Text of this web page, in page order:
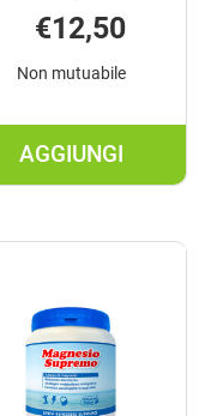
€12,50
Non mutuabile
AGGIUNGI
AGGIUNGI